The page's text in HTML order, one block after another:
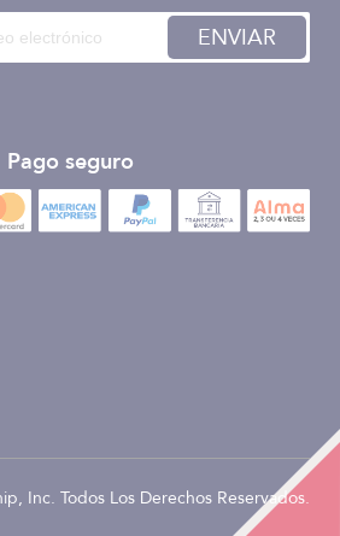
ENVIAR
Pago seguro
Inc. Todos Los Derechos Reservados.